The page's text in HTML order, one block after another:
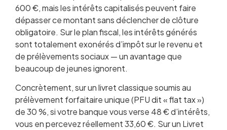
600 €, mais les intérêts capitalisés peuvent faire
dépasser ce montant sans déclencher de clôture
obligatoire. Sur le plan fiscal, les intérêts générés
sont totalement exonérés d’impôt sur le revenu et
de prélèvements sociaux — un avantage que
beaucoup de jeunes ignorent.
Concrètement, sur un livret classique soumis au
prélèvement forfaitaire unique (PFU dit « flat tax »)
de 30 %, si votre banque vous verse 48 € d’intérêts,
vous en percevez réellement 33,60 €. Sur un Livret